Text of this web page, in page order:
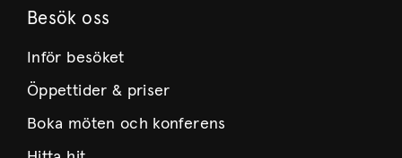
Besök oss
Inför besöket
Öppettider & priser
Boka möten och konferens